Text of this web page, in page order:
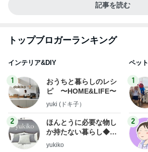
記事を読む
トップブロガーランキング
インテリア&DIY
1
おうちと暮らしのレシ
ピ 〜HOME&LIFE〜
yuki (ドキ子）
2
ほんとうに必要な物し
か持たない暮らし◆Ke
ep Life Simple◆〜イ
yukiko
ペット
1
2